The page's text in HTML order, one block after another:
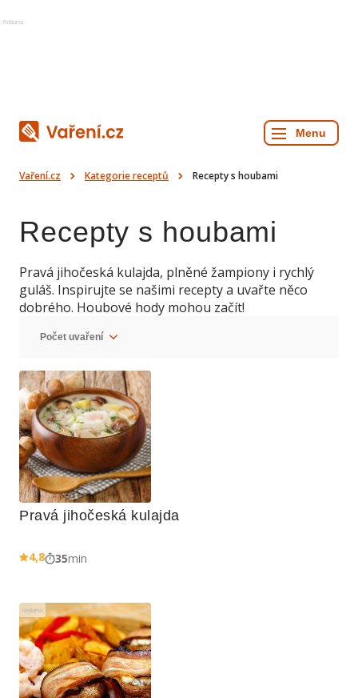
Reklama
Vaření.cz Kategorie receptů Recepty s houbami
Recepty s houbami
Pravá jihočeská kulajda, plněné žampiony i rychlý
guláš. Inspirujte se našimi recepty a uvařte něco
dobrého. Houbové hody mohou začít!
Pravá jihočeská kulajda
4,8 35min
Reklama